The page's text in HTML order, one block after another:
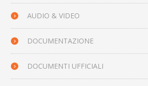
AUDIO & VIDEO
DOCUMENTAZIONE
DOCUMENTI UFFICIALI